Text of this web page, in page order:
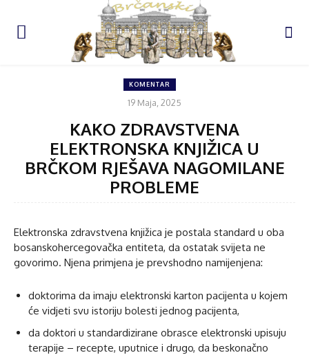
KOMENTAR
19 Maja, 2025
KAKO ZDRAVSTVENA
ELEKTRONSKA KNJIŽICA U
BRČKOM RJEŠAVA NAGOMILANE
PROBLEME
Elektronska zdravstvena knjižica je postala standard u oba
bosanskohercegovačka entiteta, da ostatak svijeta ne
govorimo. Njena primjena je prevshodno namijenjena:
doktorima da imaju elektronski karton pacijenta u kojem
će vidjeti svu istoriju bolesti jednog pacijenta,
da doktori u standardizirane obrasce elektronski upisuju
terapije – recepte, uputnice i drugo, da beskonačno